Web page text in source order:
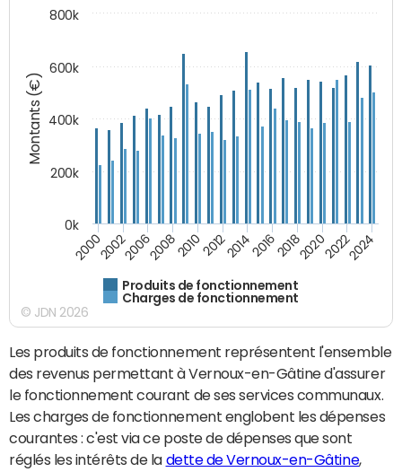
Montants (€)
Produits de fonctionnement
Charges de fonctionnement
200020022006200820102012201420162018202020222024
0k
200k
400k
600k
800k
© JDN 2026
Les produits de fonctionnement représentent l'ensemble
des revenus permettant à Vernoux-en-Gâtine d'assurer
le fonctionnement courant de ses services communaux.
Les charges de fonctionnement englobent les dépenses
courantes : c'est via ce poste de dépenses que sont
réglés les intérêts de la dette de Vernoux-en-Gâtine,